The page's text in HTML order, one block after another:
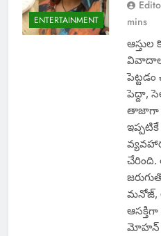
ENTERTAINMENT
mins
పెద్దా,
తాజాగా
మనోజ్,
మోహన్